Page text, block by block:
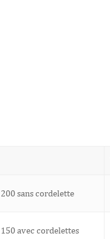
sans cordelette
avec cordelettes